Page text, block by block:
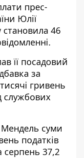
прес-
Юлії
становила 46
її посадовий
за
гривень
службових
суми
податків
серпень 37,2